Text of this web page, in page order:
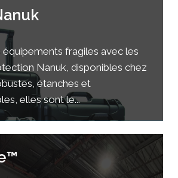
fragiles avec les
Nanuk, disponibles chez
étanches et
elles sont le...